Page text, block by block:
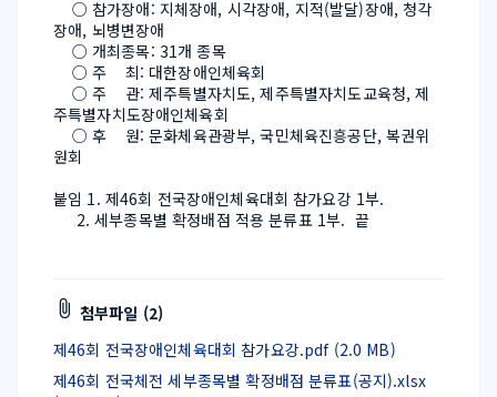
장애, 뇌병변장애
    ○ 개최종목: 31개 종목
    ○ 주    최: 대한장애인체육회
주특별자치도장애인체육회
원회
붙임 1. 제46회 전국장애인체육대회 참가요강 1부.
     2. 세부종목별 확정배점 적용 분류표 1부.  끝
첨부파일 (2)
제46회 전국장애인체육대회 참가요강.pdf (2.0 MB)
제46회 전국체전 세부종목별 확정배점 분류표(공지).xlsx